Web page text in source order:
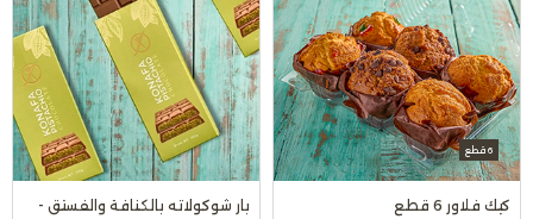
6 قطع
كيك فلاور 6 قطع
بار شوكولاته بالكنافة والفستق -